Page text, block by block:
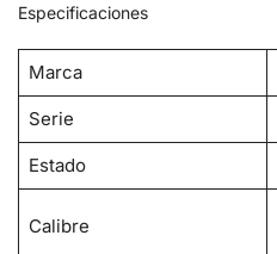
Especificaciones
Marca
Serie
Estado
Calibre